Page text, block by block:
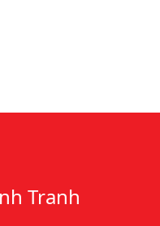
Tranh